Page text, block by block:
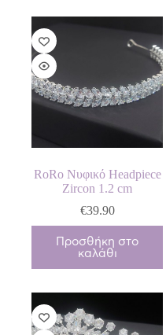
RoRo Νυφικό Headpiece
Zircon 1.2 cm
€39.90
Προσθήκη στο
καλάθι